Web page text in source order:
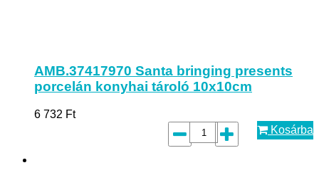
AMB.37417970 Santa bringing presents
porcelán konyhai tároló 10x10cm
6 732 Ft
Kosárba